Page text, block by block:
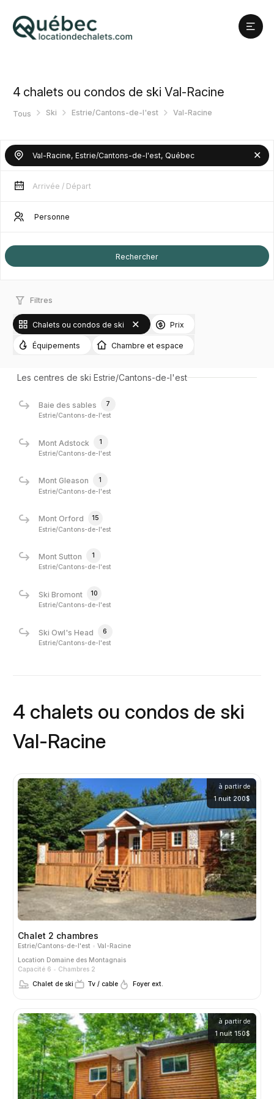
4 chalets ou condos de ski Val-Racine
Tous Ski Estrie/Cantons-de-l'est Val-Racine
Filtres
Chalets ou condos de ski Prix
Équipements Chambre et espace
Les centres de ski Estrie/Cantons-de-l'est
Baie des sables
7
Estrie/Cantons-de-l'est
Mont Adstock
1
Estrie/Cantons-de-l'est
Mont Gleason
1
Estrie/Cantons-de-l'est
Mont Orford
15
Estrie/Cantons-de-l'est
Mont Sutton
1
Estrie/Cantons-de-l'est
Ski Bromont
10
Estrie/Cantons-de-l'est
Ski Owl's Head
6
Estrie/Cantons-de-l'est
4 chalets ou condos de ski
Val-Racine
à partir de
1 nuit 200$
Chalet 2 chambres
Estrie/Cantons-de-l'est
Val-Racine
Location Domaine des Montagnais
Capacité 6
Chambres 2
Chalet de ski
Tv / cable Foyer ext.
à partir de
1 nuit 150$